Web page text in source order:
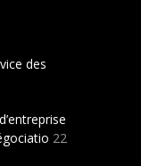
des
22